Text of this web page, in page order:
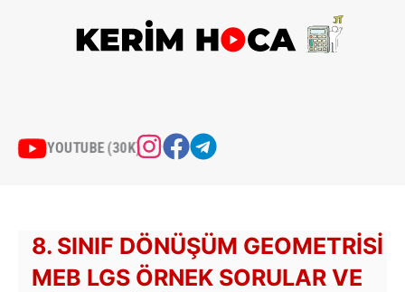
YOUTUBE (30K)
8. SINIF DÖNÜŞÜM GEOMETRISI
MEB LGS ÖRNEK SORULAR VE